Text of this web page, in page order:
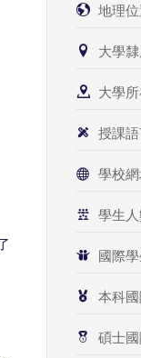
地理位
大學
大學
授課語
學校網
學生人
國際
本科
碩士